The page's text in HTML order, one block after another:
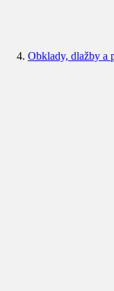
Obklady, dlažby a